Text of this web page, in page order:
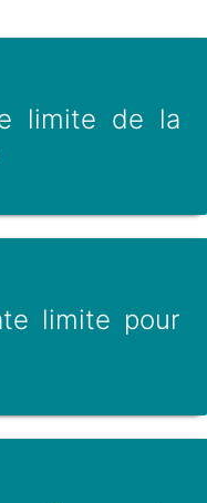
limite de la
limite pour